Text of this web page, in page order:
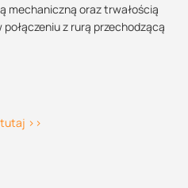
mechaniczną oraz trwałością
z rurą przechodzącą
tutaj >>
technicznego